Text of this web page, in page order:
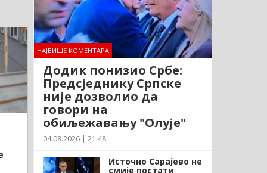
НАЈВИШЕ КОМЕНТАРА
Додик понизио Србе:
Предсједнику Српске
није дозволио да
говори на
обиљежавању "Олује"
04.08.2026 | 21:48
Источно Сарајево не
смије постати